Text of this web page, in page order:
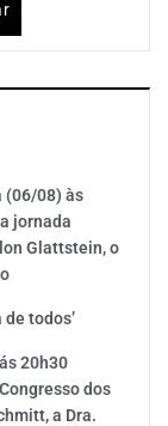
(06/08) às
jornada
Glattstein, o
todos’
20h30
dos
a Dra.